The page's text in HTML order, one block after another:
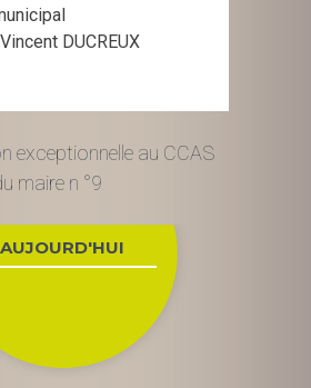
Vincent DUCREUX
exceptionnelle au CCAS
maire n °9
AUJOURD'HUI